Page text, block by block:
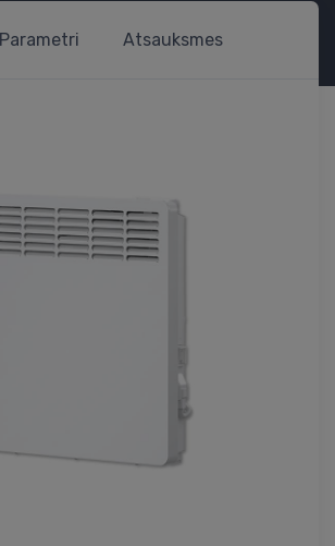
Parametri Atsauksmes